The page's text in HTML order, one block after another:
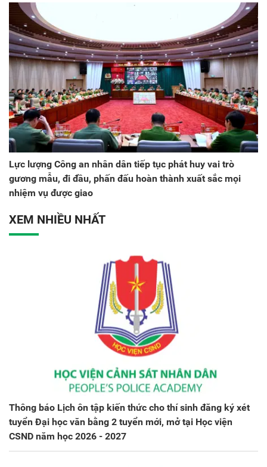
Lực lượng Công an nhân dân tiếp tục phát huy vai trò
gương mẫu, đi đầu, phấn đấu hoàn thành xuất sắc mọi
nhiệm vụ được giao
XEM NHIỀU NHẤT
Thông báo Lịch ôn tập kiến thức cho thí sinh đăng ký xét
tuyển Đại học văn bằng 2 tuyển mới, mở tại Học viện
CSND năm học 2026 - 2027